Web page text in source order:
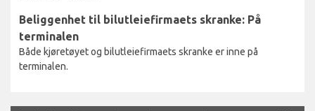
Beliggenhet til bilutleiefirmaets skranke: På
terminalen
Både kjøretøyet og bilutleiefirmaets skranke er inne på
terminalen.